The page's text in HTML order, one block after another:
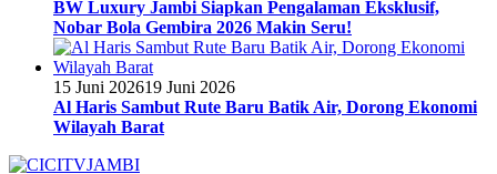
BW Luxury Jambi Siapkan Pengalaman Eksklusif,
Nobar Bola Gembira 2026 Makin Seru!
15 Juni 202619 Juni 2026
Al Haris Sambut Rute Baru Batik Air, Dorong Ekonomi
Wilayah Barat